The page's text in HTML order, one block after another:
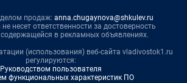
продаж: anna.chugaynova@shkulev.ru
несет ответственности за достоверность
в рекламных объявлениях.
(использования) веб-сайта vladivostok1.ru
регулируются:
Руководством пользователя
функциональных характеристик ПО